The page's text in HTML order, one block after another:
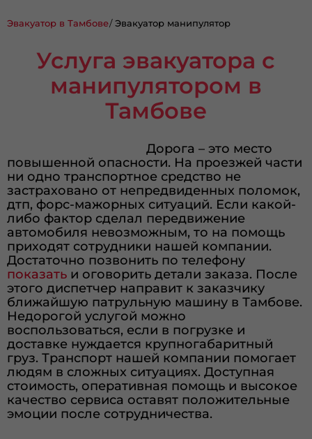
Эвакуатор в Тамбове Эвакуатор манипулятор
Услуга эвакуатора с
манипулятором в
Тамбове
Дорога – это место
повышенной опасности. На проезжей части
ни одно транспортное средство не
застраховано от непредвиденных поломок,
дтп, форс-мажорных ситуаций. Если какой-
либо фактор сделал передвижение
автомобиля невозможным, то на помощь
приходят сотрудники нашей компании.
Достаточно позвонить по телефону
показать и оговорить детали заказа. После
этого диспетчер направит к заказчику
ближайшую патрульную машину в Тамбове.
Недорогой услугой можно
воспользоваться, если в погрузке и
доставке нуждается крупногабаритный
груз. Транспорт нашей компании помогает
людям в сложных ситуациях. Доступная
стоимость, оперативная помощь и высокое
качество сервиса оставят положительные
эмоции после сотрудничества.